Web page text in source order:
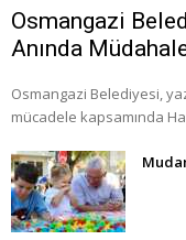
Osmangazi
Anında
Osmangazi Belediyesi,
mücadele kapsamında